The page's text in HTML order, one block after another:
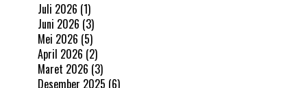
Juli 2026 (1)
Juni 2026 (3)
Mei 2026 (5)
April 2026 (2)
Maret 2026 (3)
Desember 2025 (6)